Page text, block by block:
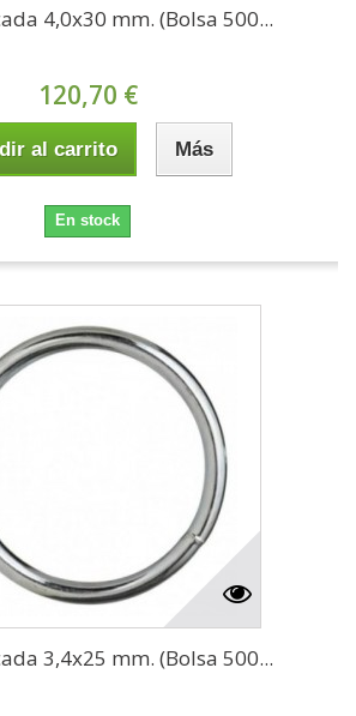
4,0x30 mm. (Bolsa 500...
120,70 €
al carrito Más
En stock
3,4x25 mm. (Bolsa 500...